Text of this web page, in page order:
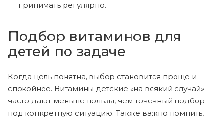
принимать регулярно.
Подбор витаминов для
детей по задаче
Когда цель понятна, выбор становится проще и
спокойнее. Витамины детские «на всякий случай»
часто дают меньше пользы, чем точечный подбор
под конкретную ситуацию. Также важно помнить,